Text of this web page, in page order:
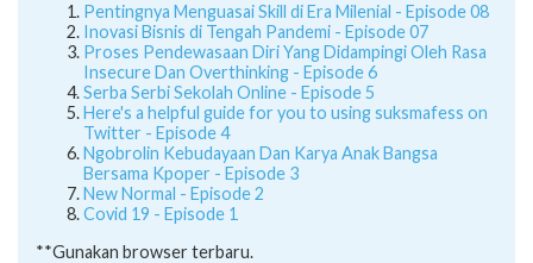
Pentingnya Menguasai Skill di Era Milenial - Episode 08
Inovasi Bisnis di Tengah Pandemi - Episode 07
Proses Pendewasaan Diri Yang Didampingi Oleh Rasa
Insecure Dan Overthinking - Episode 6
Serba Serbi Sekolah Online - Episode 5
Here's a helpful guide for you to using suksmafess on
Twitter - Episode 4
Ngobrolin Kebudayaan Dan Karya Anak Bangsa
Bersama Kpoper - Episode 3
New Normal - Episode 2
Covid 19 - Episode 1
**Gunakan browser terbaru.